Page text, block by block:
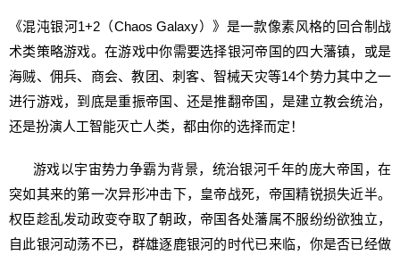
《混沌银河1+2（Chaos Galaxy）》是一款像素风格的回合制战
术类策略游戏。在游戏中你需要选择银河帝国的四大藩镇，或是
海贼、佣兵、商会、教团、刺客、智械天灾等14个势力其中之一
进行游戏，到底是重振帝国、还是推翻帝国，是建立教会统治，
还是扮演人工智能灭亡人类，都由你的选择而定！
游戏以宇宙势力争霸为背景，统治银河千年的庞大帝国，在
突如其来的第一次异形冲击下，皇帝战死，帝国精锐损失近半。
权臣趁乱发动政变夺取了朝政，帝国各处藩属不服纷纷欲独立，
自此银河动荡不已，群雄逐鹿银河的时代已来临，你是否已经做